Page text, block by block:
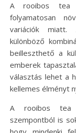
A rooibos tea
folyamatosan
variációk miatt.
különböző
beilleszthető a
emberek
választás lehet a
kellemes élményt
A rooibos tea
szempontból is